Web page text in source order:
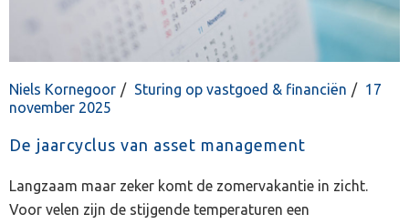
Niels Kornegoor Sturing op vastgoed & financiën
17
november 2025
De jaarcyclus van asset management
Langzaam maar zeker komt de zomervakantie in zicht.
Voor velen zijn de stijgende temperaturen een